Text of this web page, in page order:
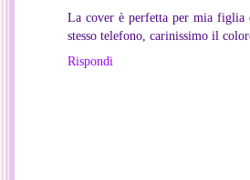
La cover è perfetta per mia
stesso telefono, carinissimo il
Rispondi